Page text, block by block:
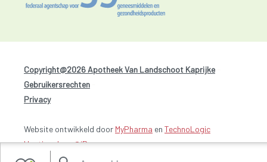
Copyright@2026 Apotheek Van Landschoot Kaprijke
Gebruikersrechten
Privacy
Website ontwikkeld door MyPharma en TechnoLogic
Hosting door @iPower